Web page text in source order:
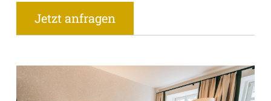
Jetzt anfragen